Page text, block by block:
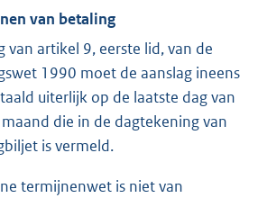
van betaling
van artikel 9, eerste lid, van de
1990 moet de aanslag ineens
uiterlijk op de laatste dag van
die in de dagtekening van
is vermeld.
termijnenwet is niet van